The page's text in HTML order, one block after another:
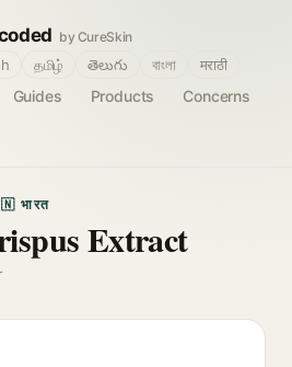
by CureSkin
Guides Products
Concerns
தமிழ் తెలుగు বাংলা मराठी
भारत
Extract